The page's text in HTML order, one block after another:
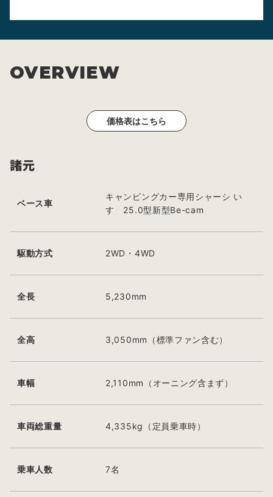
OVERVIEW
価格表はこちら
諸元
ベース車
キャンピングカー専用シャーシ い
すゞ25.0型新型Be-cam
駆動方式 2WD・4WD
全長 5,230mm
全高 3,050mm（標準ファン含む）
車幅 2,110mm（オーニング含まず）
車両総重量 4,335kg（定員乗車時）
乗車人数 7名